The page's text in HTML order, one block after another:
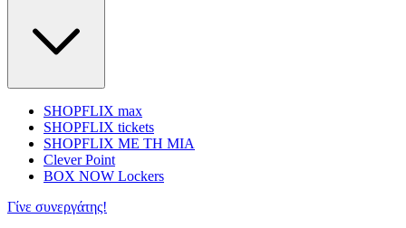
SHOPFLIX max
SHOPFLIX tickets
SHOPFLIX ΜΕ ΤΗ ΜΙΑ
Clever Point
BOX NOW Lockers
Γίνε συνεργάτης!